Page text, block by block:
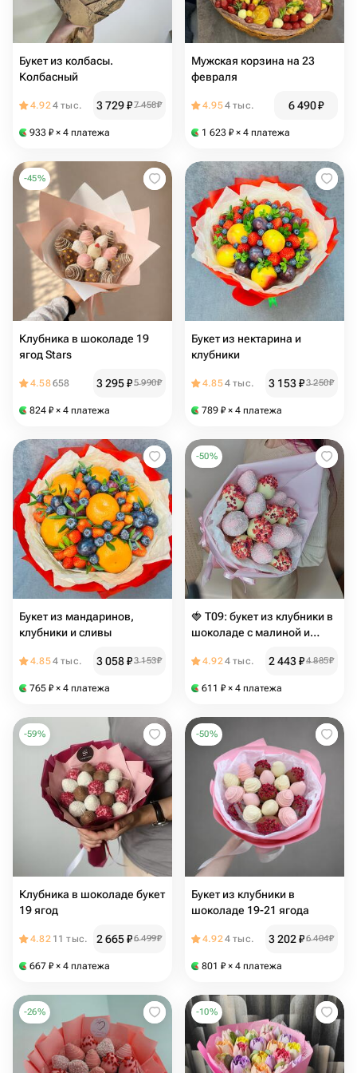
Букет из колбасы.
Колбасный
4.924 тыс. 3 729₽7 458₽
933 ₽ × 4 платежа
Мужская корзина на 23
февраля
4.954 тыс. 6 490₽
1 623 ₽ × 4 платежа
-45%
Клубника в шоколаде 19
ягод Stars
4.58658 3 295₽5 990₽
824 ₽ × 4 платежа
Букет из нектарина и
клубники
4.854 тыс. 3 153₽3 250₽
789 ₽ × 4 платежа
Букет из мандаринов,
клубники и сливы
4.854 тыс. 3 058₽3 153₽
765 ₽ × 4 платежа
-50%
🍓 T09: букет из клубники в
шоколаде с малиной и
4.924 тыс. 2 443₽4 885₽
611 ₽ × 4 платежа
-59%
Клубника в шоколаде букет
19 ягод
4.82 11 тыс. 2 665₽6 499₽
667 ₽ × 4 платежа
-50%
Букет из клубники в
шоколаде 19-21 ягода
4.924 тыс. 3 202₽6 404₽
801 ₽ × 4 платежа
-26% -10%